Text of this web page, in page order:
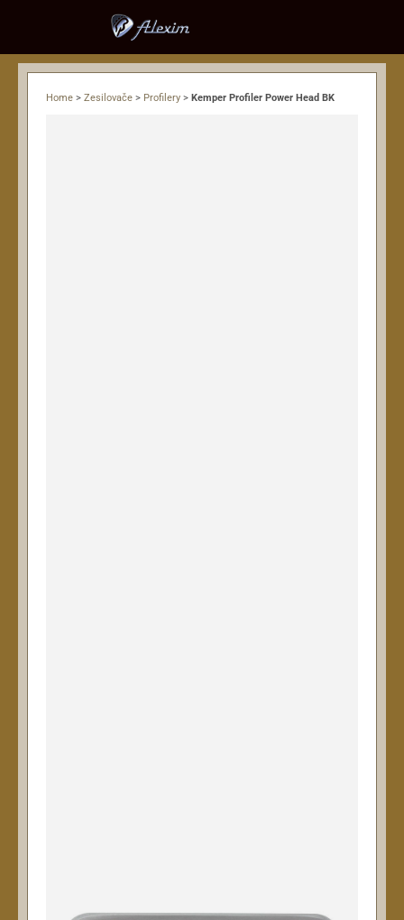
Home > Zesilovače > Profilery > Kemper Profiler Power Head BK